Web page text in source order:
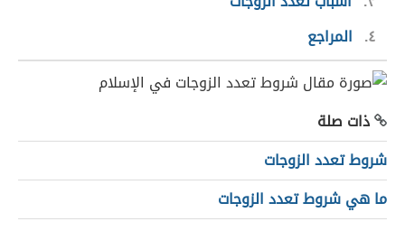
٤
المراجع
ذات صلة
شروط تعدد الزوجات
ما هي شروط تعدد الزوجات